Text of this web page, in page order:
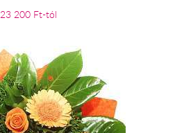
23 200 Ft-tól